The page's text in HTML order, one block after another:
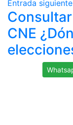
Entrada siguiente
CNE